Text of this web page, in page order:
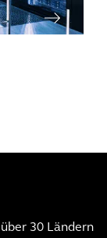
30 Ländern